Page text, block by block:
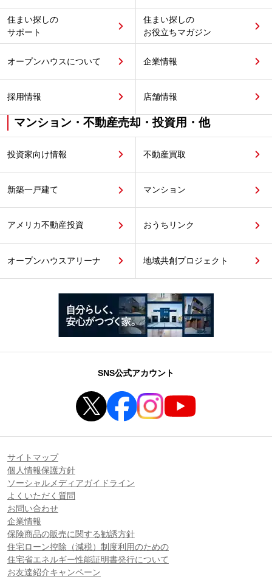
住まい探しの
サポート
住まい探しの
お役立ちマガジン
オープンハウスについて 企業情報
採用情報 店舗情報
マンション・不動産売却・投資用・他
投資家向け情報 不動産買取
新築一戸建て マンション
アメリカ不動産投資 おうちリンク
オープンハウスアリーナ 地域共創プロジェクト
SNS公式アカウント
サイトマップ
個人情報保護方針
ソーシャルメディアガイドライン
よくいただく質問
お問い合わせ
企業情報
保険商品の販売に関する勧誘方針
住宅ローン控除（減税）制度利用のための
住宅省エネルギー性能証明書発行について
お友達紹介キャンペーン